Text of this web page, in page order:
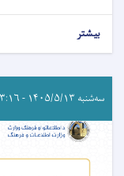
بیشتر
سه‌شنبه ۱۴۰۵/۵/۱۳ - ۱۳:۱۶